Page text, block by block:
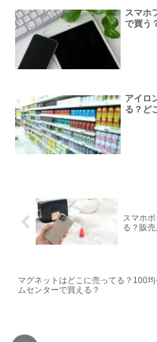
スマホ
で買う
アイロ
る？ど
スマホ
る？販
マグネットはどこに売ってる？100均
ムセンターで買える？